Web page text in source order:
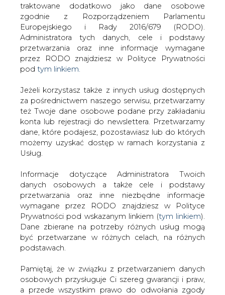
WŁĄCZ CIRE.TV
traktowane dodatkowo jako dane osobowe
zgodnie z Rozporządzeniem Parlamentu
Europejskiego i Rady 2016/679 (RODO).
Administratora tych danych, cele i podstawy
przetwarzania oraz inne informacje wymagane
przez RODO znajdziesz w Polityce Prywatności
pod tym linkiem.
Jeżeli korzystasz także z innych usług dostępnych
za pośrednictwem naszego serwisu, przetwarzamy
też Twoje dane osobowe podane przy zakładaniu
konta lub rejestracji do newslettera. Przetwarzamy
dane, które podajesz, pozostawiasz lub do których
możemy uzyskać dostęp w ramach korzystania z
Usług.
Informacje dotyczące Administratora Twoich
danych osobowych a także cele i podstawy
przetwarzania oraz inne niezbędne informacje
wymagane przez RODO znajdziesz w Polityce
Prywatności pod wskazanym linkiem (tym linkiem).
Dane zbierane na potrzeby różnych usług mogą
być przetwarzane w różnych celach, na różnych
podstawach.
Pamiętaj, że w związku z przetwarzaniem danych
osobowych przysługuje Ci szereg gwarancji i praw,
a przede wszystkim prawo do odwołania zgody
Strona główna
SERWIS INFORMACYJNY CIRE
/ Były szef Bogdanki zatrzymany
2007-10-10 00:00
skomentuj
udostępnij:
Były szef Bogdanki zatrzymany